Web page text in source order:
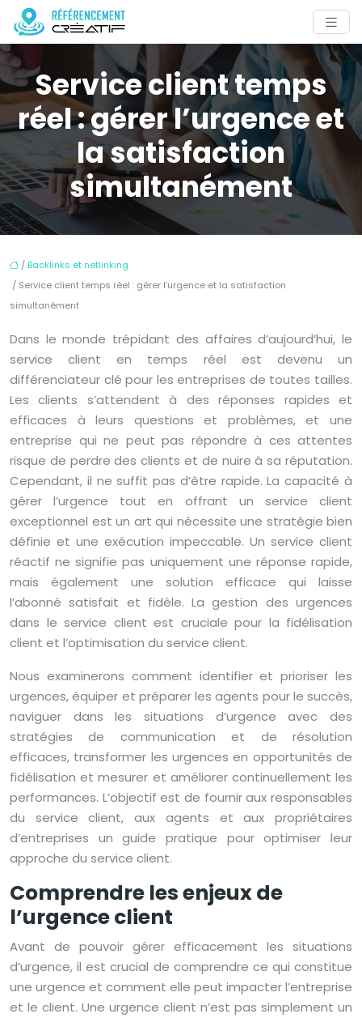
Service client temps
réel : gérer l’urgence et
la satisfaction
simultanément
/ Backlinks et netlinking
/ Service client temps réel : gérer l’urgence et la satisfaction
simultanément
Dans le monde trépidant des affaires d’aujourd’hui, le
service client en temps réel est devenu un
différenciateur clé pour les entreprises de toutes tailles.
Les clients s’attendent à des réponses rapides et
efficaces à leurs questions et problèmes, et une
entreprise qui ne peut pas répondre à ces attentes
risque de perdre des clients et de nuire à sa réputation.
Cependant, il ne suffit pas d’être rapide. La capacité à
gérer l’urgence tout en offrant un service client
exceptionnel est un art qui nécessite une stratégie bien
définie et une exécution impeccable. Un service client
réactif ne signifie pas uniquement une réponse rapide,
mais également une solution efficace qui laisse
l’abonné satisfait et fidèle. La gestion des urgences
dans le service client est cruciale pour la fidélisation
client et l’optimisation du service client.
Nous examinerons comment identifier et prioriser les
urgences, équiper et préparer les agents pour le succès,
naviguer dans les situations d’urgence avec des
stratégies de communication et de résolution
efficaces, transformer les urgences en opportunités de
fidélisation et mesurer et améliorer continuellement les
performances. L’objectif est de fournir aux responsables
du service client, aux agents et aux propriétaires
d’entreprises un guide pratique pour optimiser leur
approche du service client.
Comprendre les enjeux de
l’urgence client
Avant de pouvoir gérer efficacement les situations
d’urgence, il est crucial de comprendre ce qui constitue
une urgence et comment elle peut impacter l’entreprise
et le client. Une urgence client n’est pas simplement un